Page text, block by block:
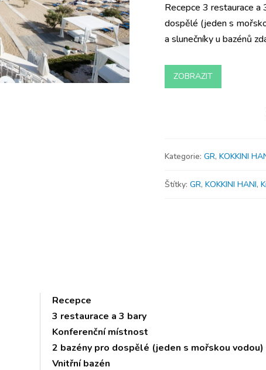
Recepce 3 restaurace
dospělé (jeden s
a slunečníky u bazénů
ZOBRAZIT
Kategorie: GR, KOKKINI
Štítky: GR, KOKKINI HANI,
Recepce
3 restaurace a 3 bary
Konferenční místnost
2 bazény pro dospělé (jeden s mořskou
Vnitřní bazén